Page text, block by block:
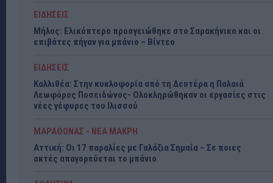
ΕΙΔΗΣΕΙΣ
Μήλος: Ελικόπτερο προσγειώθηκε στο Σαρακήνικο και οι
επιβάτες πήγαν για μπάνιο – Βίντεο
ΕΙΔΗΣΕΙΣ
Καλλιθέα: Στην κυκλοφορία από τη Δευτέρα η Παλαιά
Λεωφόρος Ποσειδώνος- Ολοκληρώθηκαν οι εργασίες στις
νέες γέφυρες του Ιλισσού
ΜΑΡΑΘΩΝΑΣ - ΝΕΑ ΜΑΚΡΗ
Αττική: Οι 17 παραλίες με Γαλάζια Σημαία – Σε ποιες
ακτές απαγορεύεται το μπάνιο